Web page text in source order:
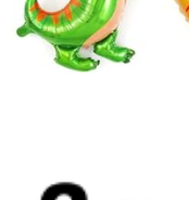
dinosaures attractifs et